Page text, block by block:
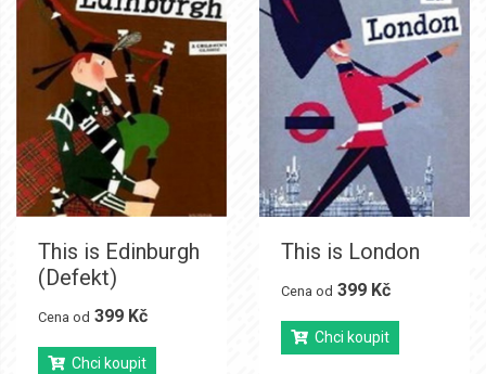
This is Edinburgh
(Defekt)
Cena od 399 Kč
Chci koupit
This is London
Cena od 399 Kč
Chci koupit